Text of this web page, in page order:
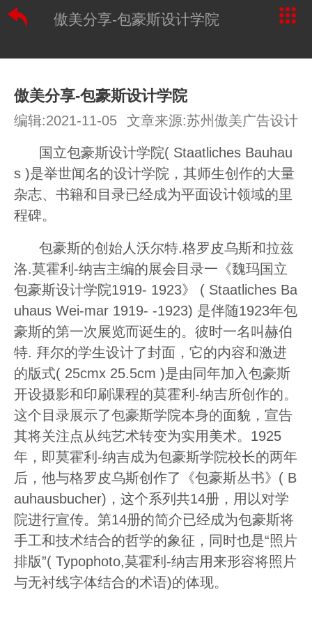
傲美分享-包豪斯设计学院
傲美分享-包豪斯设计学院
编辑:2021-11-05 文章来源:苏州傲美广告设计
国立包豪斯设计学院( Staatliches Bauhau
s )是举世闻名的设计学院，其师生创作的大量
杂志、书籍和目录已经成为平面设计领域的里
程碑。
包豪斯的创始人沃尔特.格罗皮乌斯和拉兹
洛.莫霍利-纳吉主编的展会目录一《魏玛国立
包豪斯设计学院1919- 1923》 ( Staatliches Ba
uhaus Wei-mar 1919- -1923) 是伴随1923年包
豪斯的第一次展览而诞生的。彼时一名叫赫伯
特. 拜尔的学生设计了封面，它的内容和激进
的版式( 25cmx 25.5cm )是由同年加入包豪斯
开设摄影和印刷课程的莫霍利-纳吉所创作的。
这个目录展示了包豪斯学院本身的面貌，宣告
其将关注点从纯艺术转变为实用美术。1925
年，即莫霍利-纳吉成为包豪斯学院校长的两年
后，他与格罗皮乌斯创作了《包豪斯丛书》( B
auhausbucher)，这个系列共14册，用以对学
院进行宣传。第14册的简介已经成为包豪斯将
手工和技术结合的哲学的象征，同时也是“照片
排版”( Typophoto,莫霍利-纳吉用来形容将照片
与无衬线字体结合的术语)的体现。